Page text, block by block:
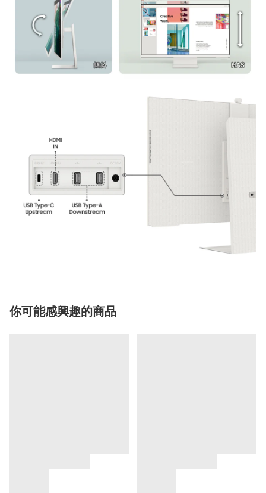
你可能感興趣的商品